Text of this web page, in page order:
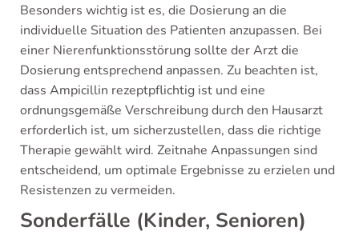
Besonders wichtig ist es, die Dosierung an die
individuelle Situation des Patienten anzupassen. Bei
einer Nierenfunktionsstörung sollte der Arzt die
Dosierung entsprechend anpassen. Zu beachten ist,
dass Ampicillin rezeptpflichtig ist und eine
ordnungsgemäße Verschreibung durch den Hausarzt
erforderlich ist, um sicherzustellen, dass die richtige
Therapie gewählt wird. Zeitnahe Anpassungen sind
entscheidend, um optimale Ergebnisse zu erzielen und
Resistenzen zu vermeiden.
Sonderfälle (Kinder, Senioren)